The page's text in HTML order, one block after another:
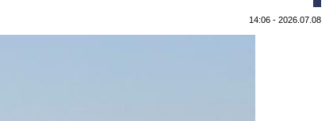
2026.07.08
-
14:06